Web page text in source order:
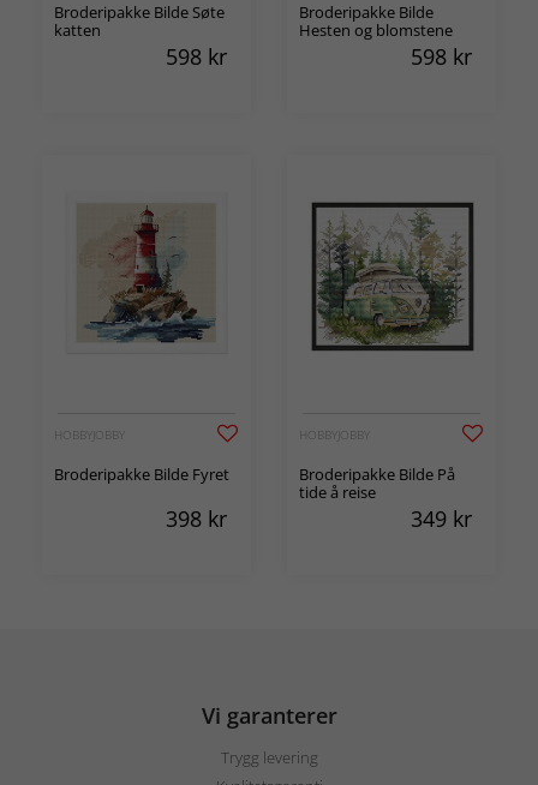
Broderipakke Bilde Søte
katten
598 kr
Broderipakke Bilde
Hesten og blomstene
598 kr
HOBBYJOBBY
Broderipakke Bilde Fyret
398 kr
HOBBYJOBBY
Broderipakke Bilde På
tide å reise
349 kr
Vi garanterer
Trygg levering